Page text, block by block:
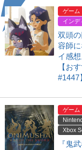
ゲーム
インデ
双頭
容師
イ感
【お
#1447
ゲーム
Xbox
『鬼